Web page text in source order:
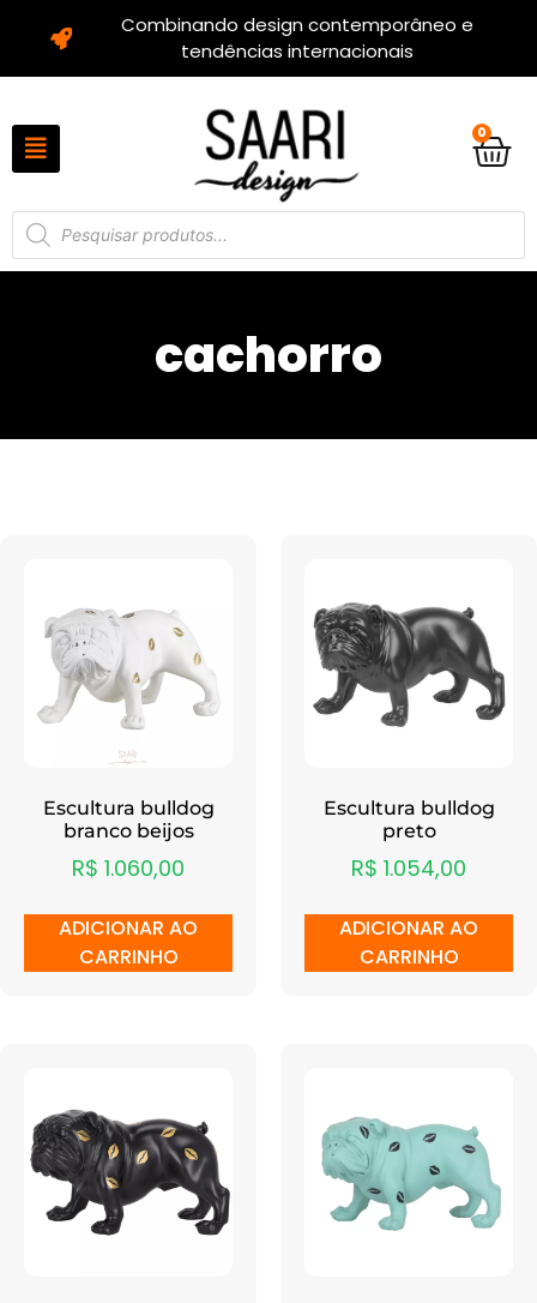
Combinando design contemporâneo e
tendências internacionais
0
cachorro
Escultura bulldog
branco beijos
R$ 1.060,00
ADICIONAR AO
CARRINHO
Escultura bulldog
preto
R$ 1.054,00
ADICIONAR AO
CARRINHO